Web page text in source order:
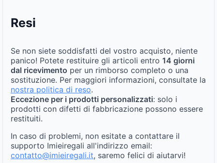
Resi
Se non siete soddisfatti del vostro acquisto, niente
panico! Potete restituire gli articoli entro 14 giorni
dal ricevimento per un rimborso completo o una
sostituzione. Per maggiori informazioni, consultate la
nostra politica di reso.
Eccezione per i prodotti personalizzati: solo i
prodotti con difetti di fabbricazione possono essere
restituiti.
In caso di problemi, non esitate a contattare il
supporto Imieiregali all'indirizzo email:
contatto@imieiregali.it, saremo felici di aiutarvi!